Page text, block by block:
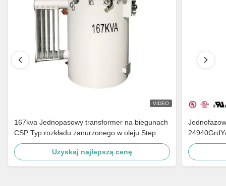
VIDEO
167kva Jednopasowy transformer na biegunach
CSP Typ rozkładu zanurzonego w oleju Step
Down 4160v Do 480v
Uzyskaj najlepszą cenę
wiejskiej